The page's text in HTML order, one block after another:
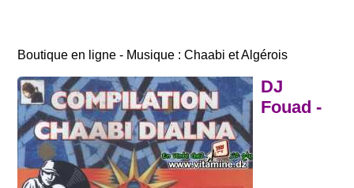
Boutique en ligne - Musique : Chaabi et Algérois
DJ
Fouad -